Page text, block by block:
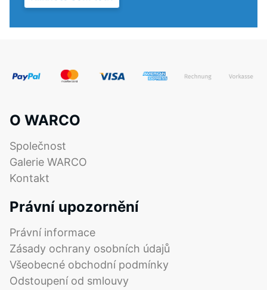
O WARCO
Společnost
Galerie WARCO
Kontakt
Právní upozornění
Právní informace
Zásady ochrany osobních údajů
Všeobecné obchodní podmínky
Odstoupení od smlouvy